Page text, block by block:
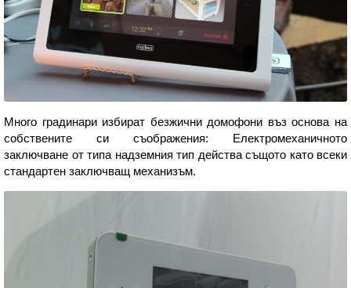
Много градинари избират безжични домофони въз основа на
собствените си съображения: Електромеханичното
заключване от типа надземния тип действа същото като всеки
стандартен заключващ механизъм.